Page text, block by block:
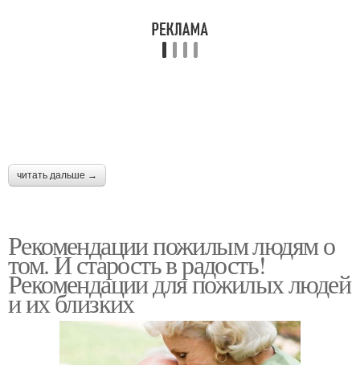
читать дальше →
Рекомендации пожилым людям о
том. И старость в радость!
Рекомендации для пожилых людей
и их близких